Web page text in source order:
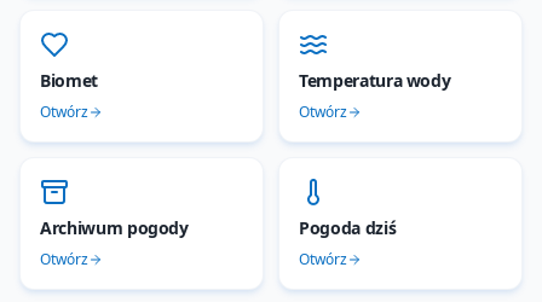
Biomet
Otwórz
Temperatura wody
Otwórz
Archiwum pogody
Otwórz
Pogoda dziś
Otwórz